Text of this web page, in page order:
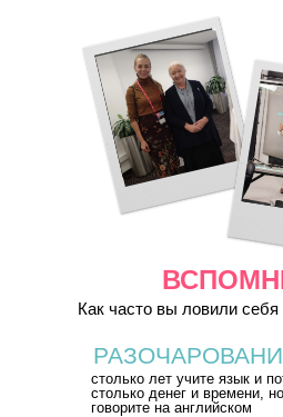
Как часто вы ловили себя
столько лет учите язык и
столько денег и времени,
говорите на английском